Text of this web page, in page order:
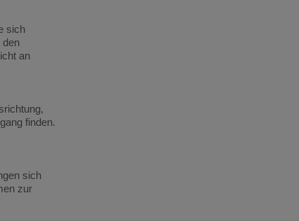
sich
den
an
finden.
sich
zur